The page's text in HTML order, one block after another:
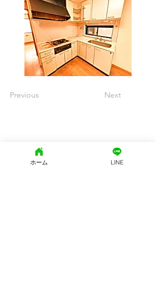
Previous Next
文京区地域密着型の街の不動産
ホーム LINE